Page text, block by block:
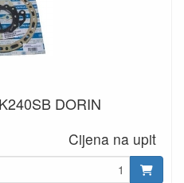
DORIN
Cijena na upit